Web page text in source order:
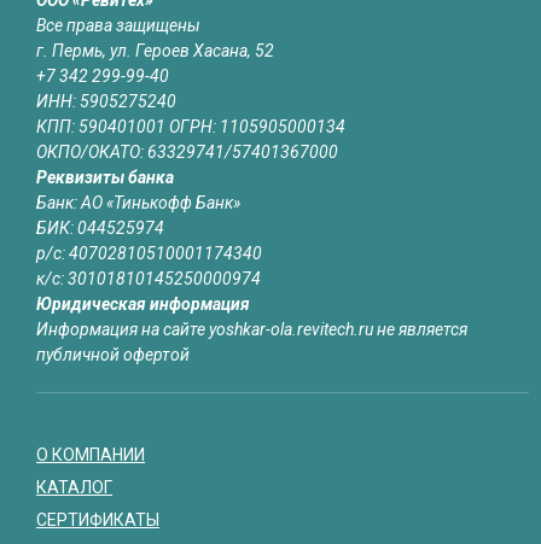
Все права защищены
г. Пермь, ул. Героев Хасана, 52
+7 342 299-99-40
ИНН: 5905275240
КПП: 590401001 ОГРН: 1105905000134
ОКПО/ОКАТО: 63329741/57401367000
Реквизиты банка
Банк: АО «Тинькофф Банк»
БИК: 044525974
р/с: 40702810510001174340
к/с: 30101810145250000974
Юридическая информация
Информация на сайте yoshkar-ola.revitech.ru не является
публичной офертой
О КОМПАНИИ
КАТАЛОГ
СЕРТИФИКАТЫ